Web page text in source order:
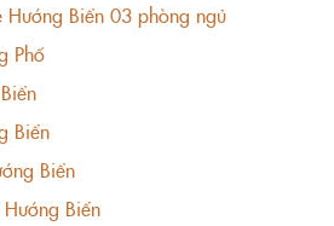
Hướng Biển 03 phòng ngủ
Phố
Biển
Biển
Hướng Biển